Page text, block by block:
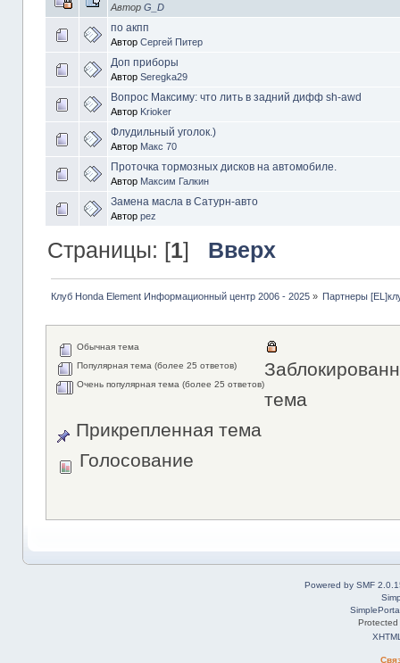
Автор G_D
по акпп
Автор Сергей Питер
Доп приборы
Автор Seregka29
Вопрос Максиму: что лить в задний дифф sh-awd
Автор Krioker
Флудильный уголок.)
Автор Макс 70
Проточка тормозных дисков на автомобиле.
Автор Максим Галкин
Замена масла в Сатурн-авто
Автор pez
Страницы: [1] Вверх
Клуб Honda Element Информационный центр 2006 - 2025» Партнеры
Обычная тема
Популярная тема (более 25 ответов)
Очень популярная тема (более 25 ответов)
тема
Прикрепленная тема
Голосование
Powered by SMF